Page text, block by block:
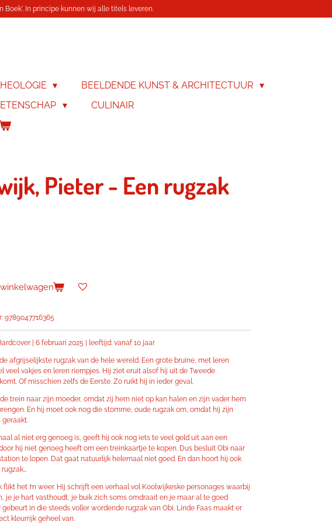
In principe kunnen wij alle titels leveren.
BEELDENDE KUNST & ARCHITECTUUR
CULINAIR
Pieter - Een rugzak
winkelwagen
9789047716365
| 6 februari 2025 | leeftijd: vanaf 10 jaar
afgrijselijkste rugzak van de hele wereld. Een grote bruine, met leren
veel vakjes en leren riempjes. Hij ziet eruit alsof hij uit de Tweede
Of misschien zelfs de Eerste. Zo ruikt hij in ieder geval.
trein naar zijn moeder, omdat zij hem niet op kan halen en zijn vader hem
En hij moet ook nog die stomme, oude rugzak om, omdat hij zijn
geraakt.
al niet erg genoeg is, geeft hij ook nog iets te veel geld uit aan een
hij niet genoeg heeft om een treinkaartje te kopen. Dus besluit Obi naar
te lopen. Dat gaat natuurlijk helemaal niet goed. En dan hoort hij ook
flikt het ’m weer. Hij schrijft een verhaal vol Koolwijkeske personages waarbij
je je hart vasthoudt, je buik zich soms omdraait en je maar al te goed
in die steeds voller wordende rugzak van Obi. Linde Faas maakt er
kleurrijk geheel van.